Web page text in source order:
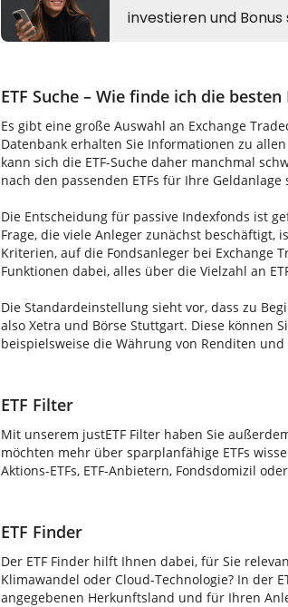
ETF Suche – Wie finde ich die besten
Es gibt eine große Auswahl an Exchange
Datenbank erhalten Sie Informationen zu
kann sich die ETF-Suche daher manchmal
nach den passenden ETFs für Ihre
Die Entscheidung für passive Indexfonds ist
Frage, die viele Anleger zunächst beschäftigt,
Kriterien, auf die Fondsanleger bei Exchange
Funktionen dabei, alles über die Vielzahl an
Die Standardeinstellung sieht vor, dass zu
also Xetra und Börse Stuttgart. Diese können
beispielsweise die Währung von Renditen
ETF Filter
Mit unserem justETF Filter haben Sie
möchten mehr über sparplanfähige ETFs
Aktions-ETFs, ETF-Anbietern, Fondsdomizil
ETF Finder
Der ETF Finder hilft Ihnen dabei, für Sie
Klimawandel oder Cloud-Technologie? In der
angegebenen Herkunftsland und für Ihren